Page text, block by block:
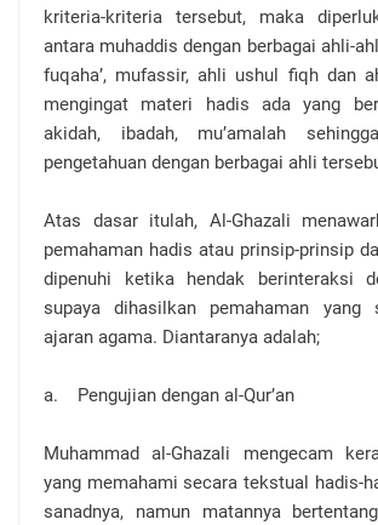
kriteria-kriteria tersebut, maka
antara muhaddis dengan berbagai ahli-
fuqaha’, mufassir, ahli ushul fiqh dan
mengingat materi hadis ada yang
akidah, ibadah, mu’amalah
pengetahuan dengan berbagai ahli
Atas dasar itulah, Al-Ghazali
pemahaman hadis atau prinsip-prinsip
dipenuhi ketika hendak berinteraksi
supaya dihasilkan pemahaman yang
ajaran agama. Diantaranya adalah;
a. Pengujian dengan al-Qur’an
Muhammad al-Ghazali mengecam
yang memahami secara tekstual hadis-
sanadnya, namun matannya